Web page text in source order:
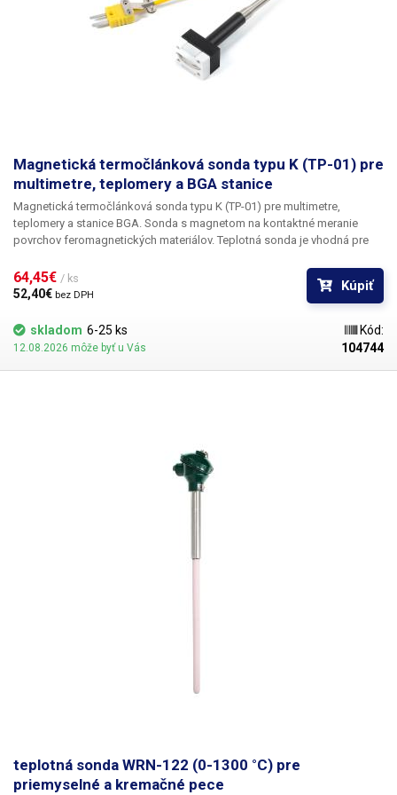
Magnetická termočlánková sonda typu K (TP-01) pre
multimetre, teplomery a BGA stanice
Magnetická termočlánková sonda typu K (TP-01) pre multimetre,
teplomery a stanice BGA. Sonda s magnetom na kontaktné meranie
povrchov feromagnetických materiálov. Teplotná sonda je vhodná pre
typu K.Rozsah merania sondy je od -50 do 500 °C, zvýšenie teploty
spôsobuje dočasné oslabenie magnetickej sily. Magnet má dobrú
Nad touto hodnotou môže byť
priľnavosť magnetu nízka a sonda môže spadnúť z feromagnetického
povrchu. Rozmery kontaktnej plochy sondy sú 28 x 20 mm (š x v). Hlava
sondy je keramická - s veľkou rezervou odoláva uvedeným teplotným
rozsahom. Feromagnetický materiál je taký, na ktorom magnet dobre
64,45€ / ks
52,40€ bez DPH
Kúpiť
skladom 6-25 ks
12.08.2026 môže byť u Vás
Kód:
104744
teplotná sonda WRN-122 (0-1300 °C) pre
priemyselné a kremačné pece